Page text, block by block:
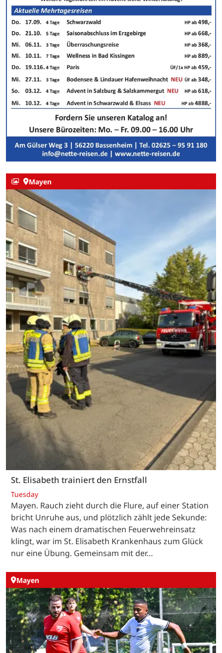
Mayen
St. Elisabeth trainiert den Ernstfall
Tuesday
Mayen. Rauch zieht durch die Flure, auf einer Station
bricht Unruhe aus, und plötzlich zählt jede Sekunde:
Was nach einem dramatischen Feuerwehreinsatz
klingt, war im St. Elisabeth Krankenhaus zum Glück
nur eine Übung. Gemeinsam mit der…
Mayen